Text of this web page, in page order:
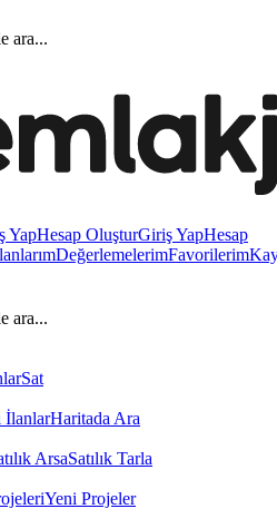
ara...
YapHesap OluşturGiriş YapHesap
DeğerlemelerimFavorilerim
ara...
Sat
İlanlarHaritada Ara
ArsaSatılık Tarla
Yeni Projeler